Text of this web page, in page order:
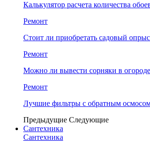
Калькулятор расчета количества
Ремонт
Стоит ли приобретать садовый
Ремонт
Можно ли вывести сорняки в
Ремонт
Лучшие фильтры с обратным
Предыдущие Следующие
Сантехника
Сантехника